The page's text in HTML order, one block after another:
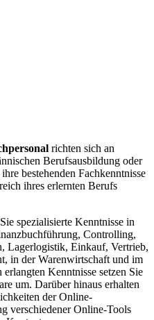
richten sich an
Berufsausbildung oder
bestehenden Fachkenntnisse
ihres erlernten Berufs
spezialisierte Kenntnisse in
Controlling,
Lagerlogistik, Einkauf, Vertrieb,
in der Warenwirtschaft und im
Kenntnisse setzen Sie
um. Darüber hinaus erhalten
der Online-
verschiedener Online-Tools